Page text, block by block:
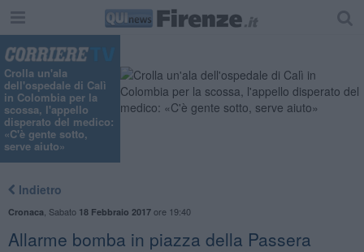
Crolla un'ala
dell'ospedale di Calì
in Colombia per la
scossa, l'appello
disperato del medico:
«C'è gente sotto,
serve aiuto»
Indietro
Cronaca Sabato 18 Febbraio 2017ore 19:40
Allarme bomba in piazza della Passera